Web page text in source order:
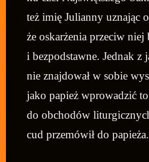
też imię Julianny uznając
że oskarżenia przeciw
i bezpodstawne. Jednak z
nie znajdował w sobie
jako papież wprowadzić
do obchodów
cud przemówił do papieża.